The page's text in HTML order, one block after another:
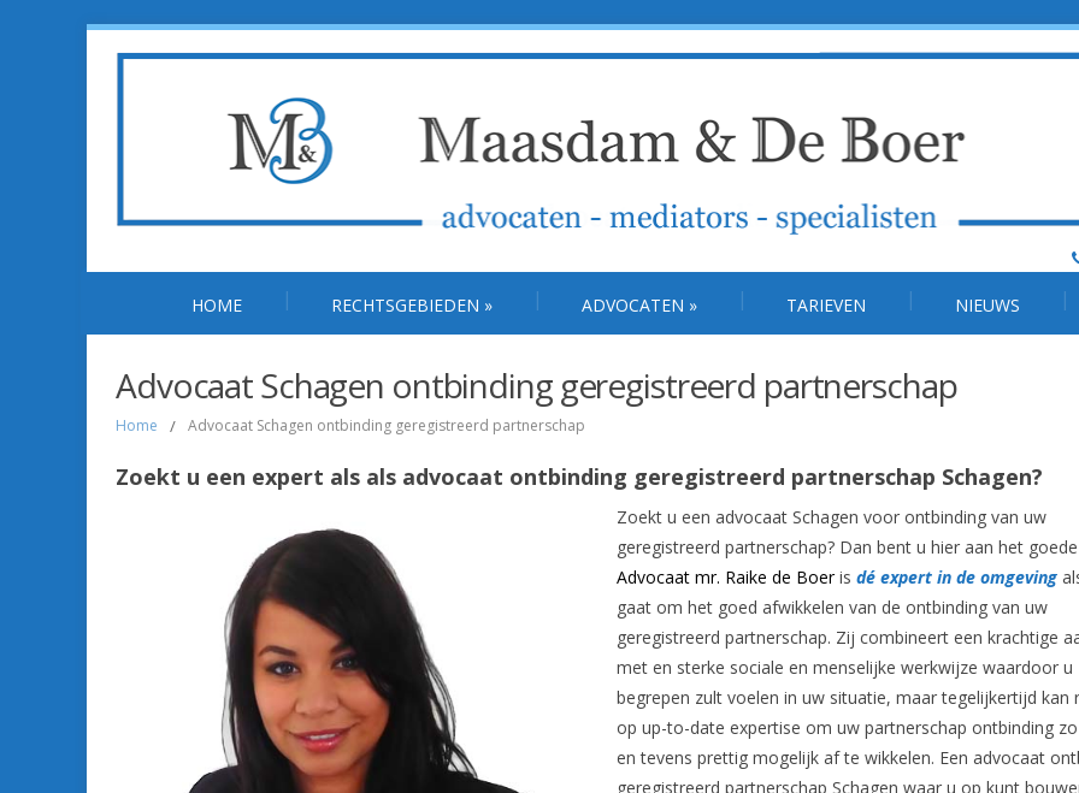
HOME RECHTSGEBIEDEN » ADVOCATEN » TARIEVEN NIEUWS
Advocaat Schagen ontbinding geregistreerd partnerschap
Home / Advocaat Schagen ontbinding geregistreerd partnerschap
Zoekt u een expert als als advocaat ontbinding geregistreerd partnerschap Schagen?
Zoekt u een advocaat Schagen voor ontbinding van uw
geregistreerd partnerschap? Dan bent u hier aan het
Advocaat mr. Raike de Boeris dé expert in de omgeving
gaat om het goed afwikkelen van de ontbinding van uw
geregistreerd partnerschap. Zij combineert een krachtige
met en sterke sociale en menselijke werkwijze waardoor u
begrepen zult voelen in uw situatie, maar tegelijkertijd kan
op up-to-date expertise om uw partnerschap ontbinding
en tevens prettig mogelijk af te wikkelen. Een advocaat
geregistreerd partnerschap Schagen waar u op kunt